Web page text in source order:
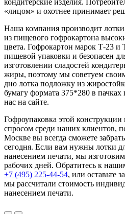
«лицом» и охотнее принимает
Наша компания производит
из пищевого гофрокартона
цвета. Гофрокартон марок Т-23 и
пищевой упаковки и безопасен
изготовлении сладостей
жиры, поэтому мы советуем
дно лотка подложку из
бумагу формата 375*280 в
нас на сайте.
Гофроупаковка этой
спросом среди наших клиентов,
Москве вы всегда сможете
сегодня. Если вам нужны лотки
нанесением печати, мы
рабочих дней. Обратитесь к
+7 (495) 225-44-54, или оставьте
мы рассчитали стоимость
нанесением печати.